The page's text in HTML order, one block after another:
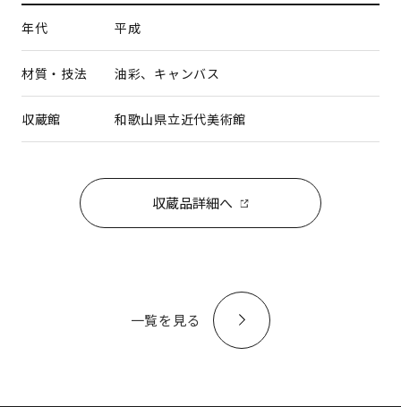
年代 平成
材質・技法 油彩、キャンバス
収蔵館 和歌山県立近代美術館
収蔵品詳細へ
一覧を見る